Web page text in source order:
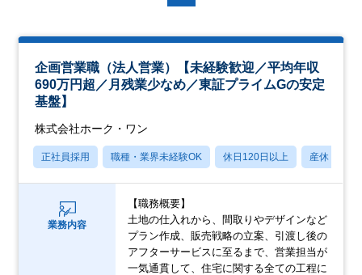
企画営業職（法人営業）【未経験歓迎／平均年収
690万円超／月残業少なめ／東証プライムGの安定
基盤】
株式会社ホーク・ワン
正社員採用 職種・業界未経験OK 休日120日以上 産休・育休
業務内容
【職務概要】
土地の仕入れから、間取りやデザインなど
プラン作成、販売戦略の立案、引渡し後の
アフターサービスに至るまで、営業担当が
一気通貫して、住宅に関する全ての工程に